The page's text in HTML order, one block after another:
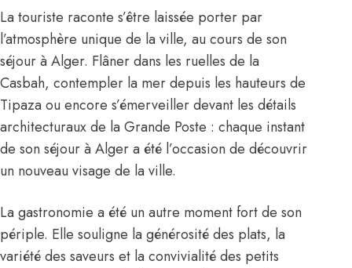
La touriste raconte s’être laissée porter par
l’atmosphère unique de la ville, au cours de son
séjour à Alger. Flâner dans les ruelles de la
Casbah, contempler la mer depuis les hauteurs de
Tipaza ou encore s’émerveiller devant les détails
architecturaux de la Grande Poste : chaque instant
de son séjour à Alger a été l’occasion de découvrir
un nouveau visage de la ville.
La gastronomie a été un autre moment fort de son
périple. Elle souligne la générosité des plats, la
variété des saveurs et la convivialité des petits